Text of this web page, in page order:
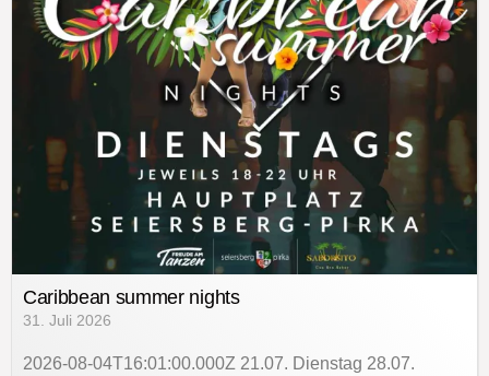
Caribbean summer nights
31. Juli 2026
2026-08-04T16:01:00.000Z 21.07. Dienstag 28.07.